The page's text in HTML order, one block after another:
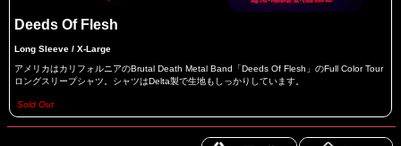
Deeds Of Flesh
Long Sleeve / X-Large
アメリカはカリフォルニアのBrutal Death Metal Band「Deeds Of Flesh」のFull Color Tour
ロングスリープシャツ。シャツはDelta製で生地もしっかりしています。
Sold Out